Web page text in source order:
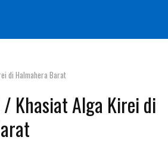
di Halmahera Barat
Khasiat Alga Kirei di